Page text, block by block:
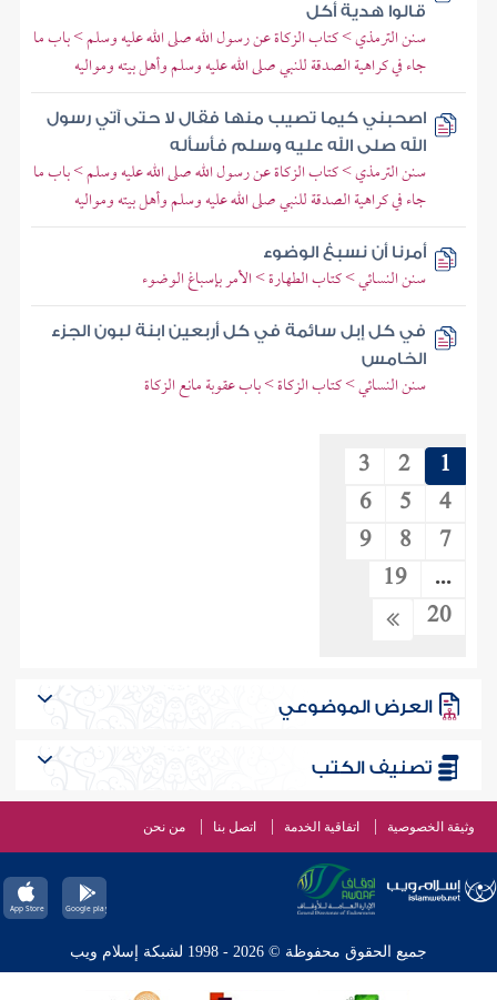
قالوا هدية أكل
سنن الترمذي > كتاب الزكاة عن رسول الله صلى الله عليه وسلم > باب ما
جاء في كراهية الصدقة للنبي صلى الله عليه وسلم وأهل بيته ومواليه
اصحبني كيما تصيب منها فقال لا حتى آتي رسول
الله صلى الله عليه وسلم فأسأله
سنن الترمذي > كتاب الزكاة عن رسول الله صلى الله عليه وسلم > باب ما
جاء في كراهية الصدقة للنبي صلى الله عليه وسلم وأهل بيته ومواليه
أمرنا أن نسبغ الوضوء
سنن النسائي > كتاب الطهارة > الأمر بإسباغ الوضوء
في كل إبل سائمة في كل أربعين ابنة لبون الجزء
الخامس
سنن النسائي > كتاب الزكاة > باب عقوبة مانع الزكاة
1
2
3
4
5
6
7
8
9
...
19
20
العرض الموضوعي
تصنيف الكتب
وثيقة الخصوصية اتفاقية الخدمة اتصل بنا من نحن
جميع الحقوق محفوظة © 2026 - 1998 لشبكة إسلام ويب